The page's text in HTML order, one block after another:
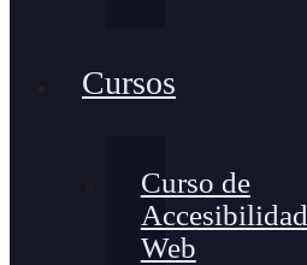
Cursos
Curso de
Accesibilidad
Web